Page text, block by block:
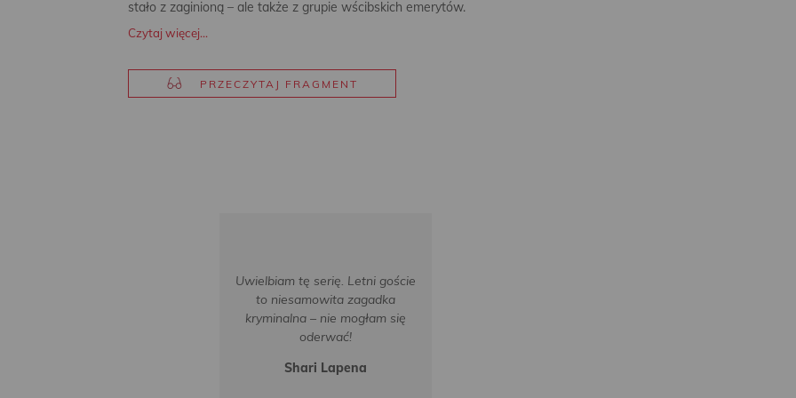
stało z zaginioną – ale także z grupie wścibskich emerytów.
Czytaj więcej...
PRZECZYTAJ FRAGMENT
Uwielbiam tę serię. Letni goście
to niesamowita zagadka
kryminalna – nie mogłam się
oderwać!
Shari Lapena